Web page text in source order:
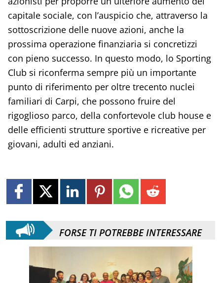
capitale sociale, con l’auspicio che, attraverso la
sottoscrizione delle nuove azioni, anche la
prossima operazione finanziaria si concretizzi
con pieno successo. In questo modo, lo Sporting
Club si riconferma sempre più un importante
punto di riferimento per oltre trecento nuclei
familiari di Carpi, che possono fruire del
rigoglioso parco, della confortevole club house e
delle efficienti strutture sportive e ricreative per
giovani, adulti ed anziani.
FORSE TI POTREBBE INTERESSARE